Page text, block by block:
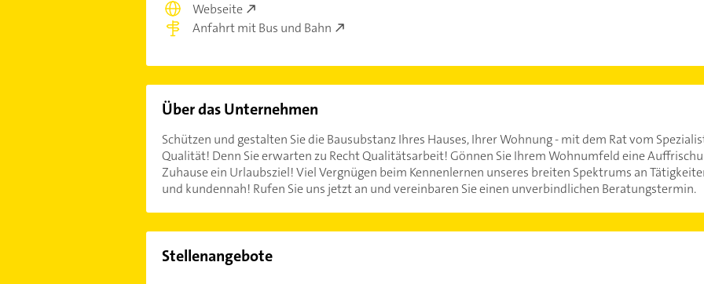
Webseite
Anfahrt mit Bus und Bahn
Über das Unternehmen
Schützen und gestalten Sie die Bausubstanz Ihres Hauses, Ihrer Wohnung - mit dem Rat vom
Qualität! Denn Sie erwarten zu Recht Qualitätsarbeit! Gönnen Sie Ihrem Wohnumfeld eine
Zuhause ein Urlaubsziel! Viel Vergnügen beim Kennenlernen unseres breiten Spektrums an
und kundennah! Rufen Sie uns jetzt an und vereinbaren Sie einen unverbindlichen Beratungstermin.
Stellenangebote